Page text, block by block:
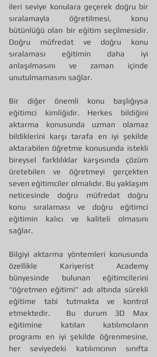
ileri seviye konulara geçerek doğru bir
sıralamayla öğretilmesi, konu
bütünlüğü olan bir eğitim seçilmesidir.
Doğru müfredat ve doğru konu
sıralaması eğitimin daha iyi
anlaşılmasını ve zaman içinde
unutulmamasını sağlar.
Bir diğer önemli konu başlığıysa
eğitimci kimliğidir. Herkes bildiğini
aktarma konusunda uzman olamaz
bildiklerini karşı tarafa en iyi şekilde
aktarabilen öğretme konusunda istekli
bireysel farklılıklar karşısında çözüm
üretebilen ve öğretmeyi gerçekten
seven eğitimciler olmalıdır. Bu yaklaşım
neticesinde doğru müfredat doğru
konu sıralaması ve doğru eğitimci
eğitimin kalıcı ve kaliteli olmasını
sağlar.
Bilgiyi aktarma yöntemleri konusunda
özellikle Kariyerist Academy
bünyesinde bulunan eğitimcilerini
“öğretmen eğitimi” adı altında sürekli
eğitime tabi tutmakta ve kontrol
etmektedir.  Bu durum 3D Max
eğitimine katılan katılımcıların
programı en iyi şekilde öğrenmesine,
her seviyedeki katılımcının sınıfta